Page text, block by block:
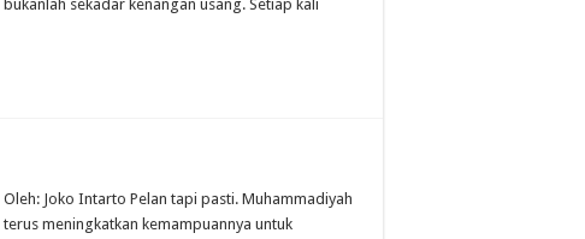
bukanlah sekadar kenangan usang. Setiap kali
Oleh: Joko Intarto Pelan tapi pasti. Muhammadiyah
terus meningkatkan kemampuannya untuk